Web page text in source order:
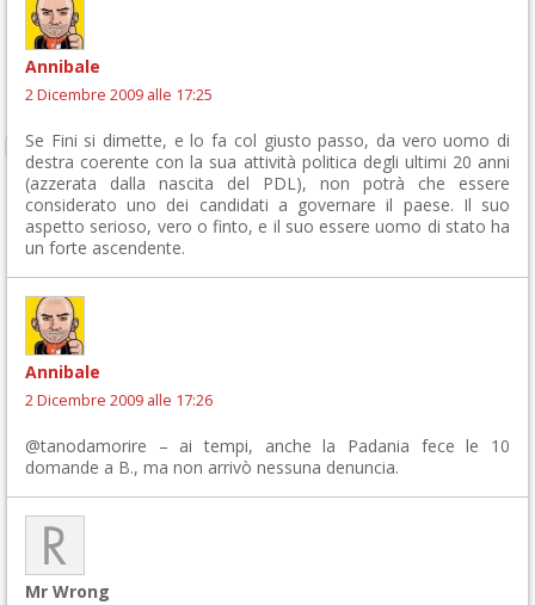
Annibale
2 Dicembre 2009 alle 17:25
Se Fini si dimette, e lo fa col giusto passo, da vero uomo di
destra coerente con la sua attività politica degli ultimi 20 anni
(azzerata dalla nascita del PDL), non potrà che essere
considerato uno dei candidati a governare il paese. Il suo
aspetto serioso, vero o finto, e il suo essere uomo di stato ha
un forte ascendente.
Annibale
2 Dicembre 2009 alle 17:26
@tanodamorire – ai tempi, anche la Padania fece le 10
domande a B., ma non arrivò nessuna denuncia.
Mr Wrong